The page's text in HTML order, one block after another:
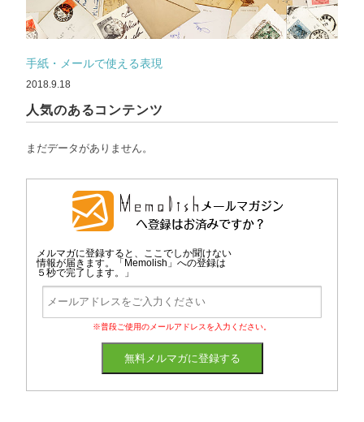
手紙・メールで使える表現
2018.9.18
人気のあるコンテンツ
まだデータがありません。
メルマガに登録すると、ここでしか聞けない
情報が届きます。「Memolish」への登録は
５秒で完了します。」
※普段ご使用のメールアドレスを入力ください。